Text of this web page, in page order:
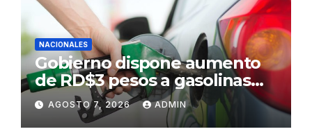
NACIONALES
Gobierno dispone aumento
de RD$3 pesos a gasolinas
premium y regular
AGOSTO 7, 2026 ADMIN